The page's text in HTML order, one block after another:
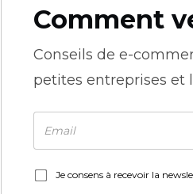
Comment
Conseils de e-
petites entreprises et
Je consens à recevoir la